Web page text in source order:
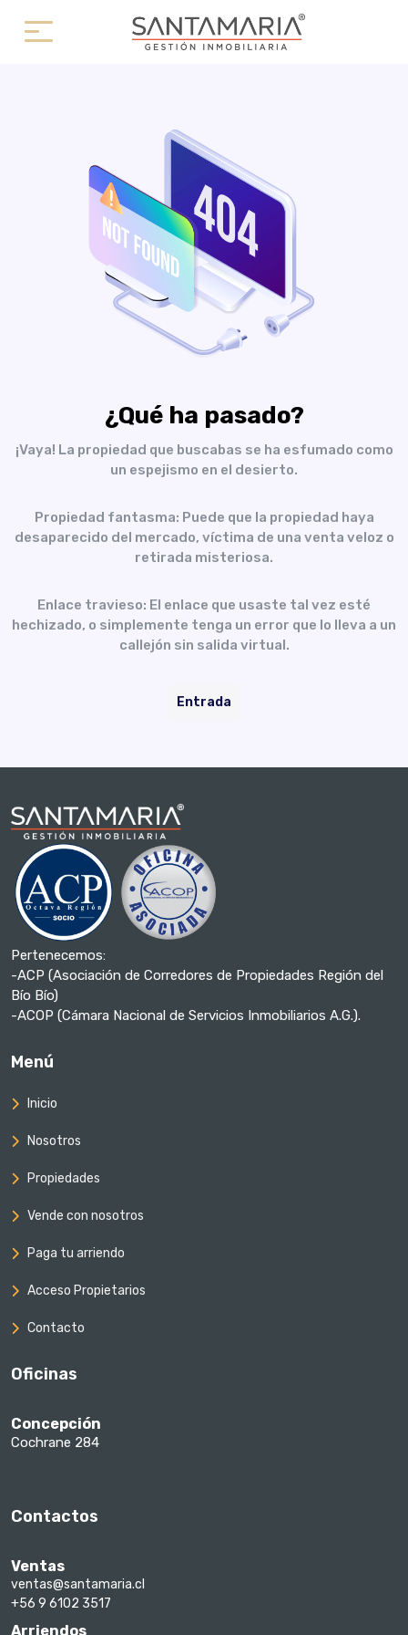
¿Qué ha pasado?
¡Vaya! La propiedad que buscabas se ha esfumado como
un espejismo en el desierto.
Propiedad fantasma: Puede que la propiedad haya
desaparecido del mercado, víctima de una venta veloz o
retirada misteriosa.
Enlace travieso: El enlace que usaste tal vez esté
hechizado, o simplemente tenga un error que lo lleva a un
callejón sin salida virtual.
Entrada
Pertenecemos:
-ACP (Asociación de Corredores de Propiedades Región del
Bío Bío)
-ACOP (Cámara Nacional de Servicios Inmobiliarios A.G.).
Menú
Inicio
Nosotros
Propiedades
Vende con nosotros
Paga tu arriendo
Acceso Propietarios
Contacto
Oficinas
Concepción
Cochrane 284
Contactos
Ventas
ventas@santamaria.cl
+56 9 6102 3517
Arriendos